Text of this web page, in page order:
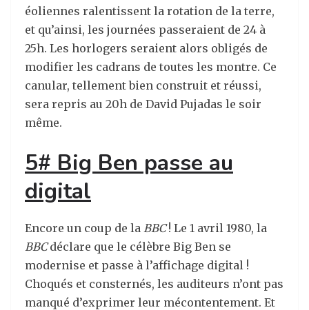
éoliennes ralentissent la rotation de la terre,
et qu’ainsi, les journées passeraient de 24 à
25h. Les horlogers seraient alors obligés de
modifier les cadrans de toutes les montre. Ce
canular, tellement bien construit et réussi,
sera repris au 20h de David Pujadas le soir
même.
5# Big Ben passe au
digital
Encore un coup de la BBC! Le 1 avril 1980, la
BBCdéclare que le célèbre Big Ben se
modernise et passe à l’affichage digital !
Choqués et consternés, les auditeurs n’ont pas
manqué d’exprimer leur mécontentement. Et